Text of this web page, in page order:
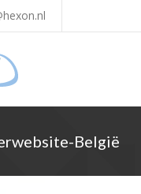
België